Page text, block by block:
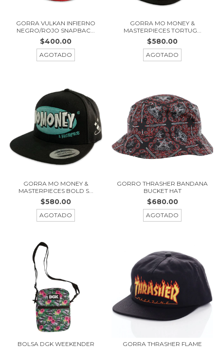
GORRA VULKAN INFIERNO
NEGRO/ROJO SNAPBAC...
$400.00
AGOTADO
GORRA MO MONEY &
MASTERPIECES TORTUG...
$580.00
AGOTADO
GORRA MO MONEY &
MASTERPIECES BOLD S...
$580.00
AGOTADO
GORRO THRASHER BANDANA
BUCKET HAT
$680.00
AGOTADO
BOLSA DGK WEEKENDER
GORRA THRASHER FLAME